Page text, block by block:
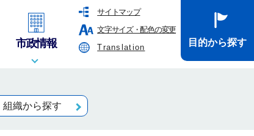
サイトマップ
文字サイズ・配色の変更
Translation
市政情報 目的から探す
組織から探す